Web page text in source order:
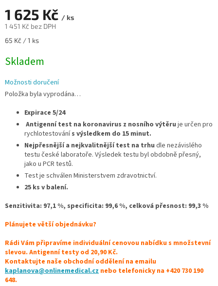
1 625 Kč / ks
1 451 Kč bez DPH
Měrná
65 Kč / 1 ks
Skladem
Možnosti doručení
Položka byla vyprodána…
Expirace 5/24
Antigenní test na koronavirus z nosního výtěru je určen pro
rychlotestování s výsledkem do 15 minut.
Nejpřesnější a nejkvalitnější test na trhu dle nezávislého
testu české laboratoře. Výsledek testu byl obdobně přesný,
jako u PCR testů.
Test je schválen Ministerstvem zdravotnictví.
25 ks v balení.
Senzitivita: 97,1 %, specificita: 99,6 %, celková přesnost: 99,3 %
Plánujete větší objednávku?
Rádi Vám připravíme individuální cenovou nabídku s množstevní
slevou. Antigenní testy od 20,90 Kč.
Kontaktujte naše obchodní oddělení na emailu
kaplanova@onlinemedical.cz nebo telefonicky na +420 730 190
648.